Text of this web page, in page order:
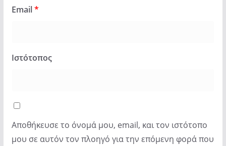
Email*
Ιστότοπος
Αποθήκευσε το όνομά μου, email, και τον ιστότοπο
μου σε αυτόν τον πλοηγό για την επόμενη φορά που